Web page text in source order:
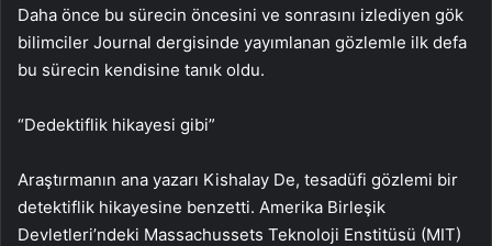
Daha önce bu sürecin öncesini ve sonrasını izlediyen gök
bilimciler Journal dergisinde yayımlanan gözlemle ilk defa
bu sürecin kendisine tanık oldu.
“Dedektiflik hikayesi gibi”
Araştırmanın ana yazarı Kishalay De, tesadüfi gözlemi bir
detektiflik hikayesine benzetti. Amerika Birleşik
Devletleri’ndeki Massachussets Teknoloji Enstitüsü (MIT)